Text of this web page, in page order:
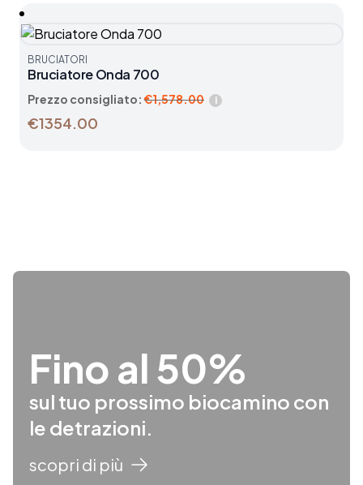
BRUCIATORI
Bruciatore Onda 700
Prezzo consigliato:€1,578.00 i
€1354.00
Fino al 50%
sul tuo prossimo biocamino con
le detrazioni.
scopri di più